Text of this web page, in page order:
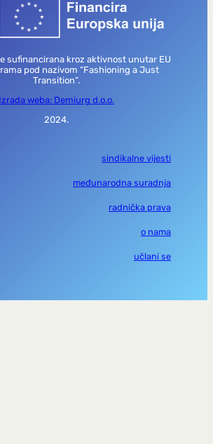
sufinancirana kroz aktivnost unutar EU
pod nazivom “Fashioning a Just
Transition”.
Izrada weba: Demiurg d.o.o.
2024.
sindikalne vijesti
međunarodna suradnja
radnička prava
o nama
učlani se